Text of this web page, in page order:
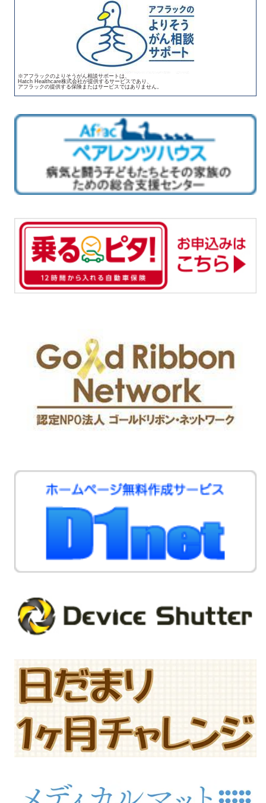
※アフラックのよりそうがん相談サポートは、
Hatch Healthcare株式会社が提供するサービスであり、
アフラックの提供する保険またはサービスではありません。